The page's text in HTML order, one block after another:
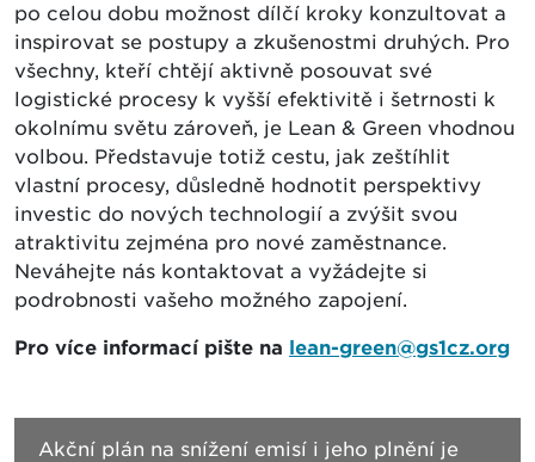
po celou dobu možnost dílčí kroky konzultovat a
inspirovat se postupy a zkušenostmi druhých. Pro
všechny, kteří chtějí aktivně posouvat své
logistické procesy k vyšší efektivitě i šetrnosti k
okolnímu světu zároveň, je Lean & Green vhodnou
volbou. Představuje totiž cestu, jak zeštíhlit
vlastní procesy, důsledně hodnotit perspektivy
investic do nových technologií a zvýšit svou
atraktivitu zejména pro nové zaměstnance.
Neváhejte nás kontaktovat a vyžádejte si
podrobnosti vašeho možného zapojení.
Pro více informací pište na lean-green@gs1cz.org
Akční plán na snížení emisí i jeho plnění je